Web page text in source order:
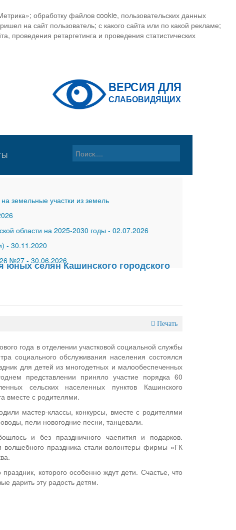
обработку файлов cookie, пользовательских данных
на сайт пользователь; с какого сайта или по какой рекламе;
проведения ретаргетинга и проведения статистических
земельные участки из земель
области на 2025-2030 годы - 02.07.2026
- 30.11.2020
№27 - 30.06.2026
юных селян Кашинского городского
Печать
года в отделении участковой социальной службы
социального обслуживания населения состоялся
для детей из многодетных и малообеспеченных
представлении приняло участие порядка 60
сельских населенных пунктов Кашинского
вместе с родителями.
мастер-классы, конкурсы, вместе с родителями
пели новогодние песни, танцевали.
и без праздничного чаепития и подарков.
волшебного праздника стали волонтеры фирмы «ГК
которого особенно ждут дети. Счастье, что
дарить эту радость детям.